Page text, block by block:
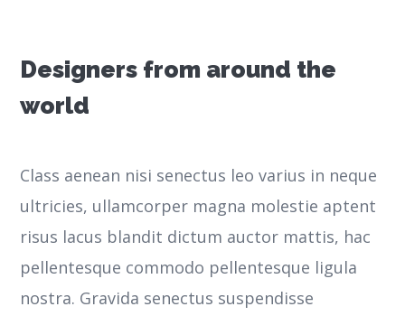
Designers from around the
world
Class aenean nisi senectus leo varius in neque
ultricies, ullamcorper magna molestie aptent
risus lacus blandit dictum auctor mattis, hac
pellentesque commodo pellentesque ligula
nostra. Gravida senectus suspendisse